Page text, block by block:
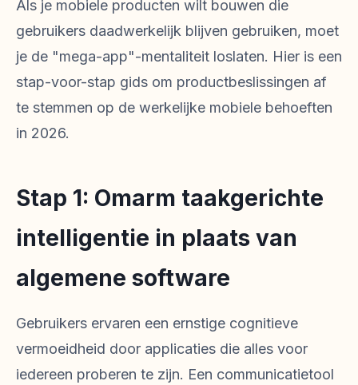
Als je mobiele producten wilt bouwen die
gebruikers daadwerkelijk blijven gebruiken, moet
je de "mega-app"-mentaliteit loslaten. Hier is een
stap-voor-stap gids om productbeslissingen af
te stemmen op de werkelijke mobiele behoeften
in 2026.
Stap 1: Omarm taakgerichte
intelligentie in plaats van
algemene software
Gebruikers ervaren een ernstige cognitieve
vermoeidheid door applicaties die alles voor
iedereen proberen te zijn. Een communicatietool